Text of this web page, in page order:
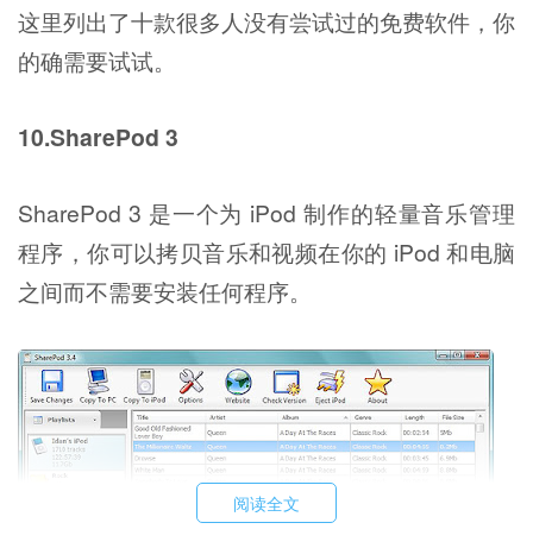
这里列出了十款很多人没有尝试过的免费软件，你
的确需要试试。
10.SharePod 3
SharePod 3 是一个为 iPod 制作的轻量音乐管理
程序，你可以拷贝音乐和视频在你的 iPod 和电脑
之间而不需要安装任何程序。
阅读全文